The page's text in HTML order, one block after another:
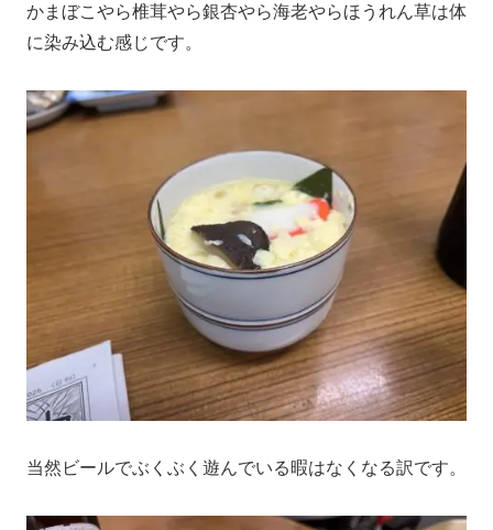
かまぼこやら椎茸やら銀杏やら海老やらほうれん草は体
に染み込む感じです。
当然ビールでぶくぶく遊んでいる暇はなくなる訳です。